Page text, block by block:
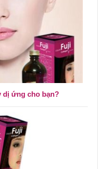
dị ứng cho bạn?